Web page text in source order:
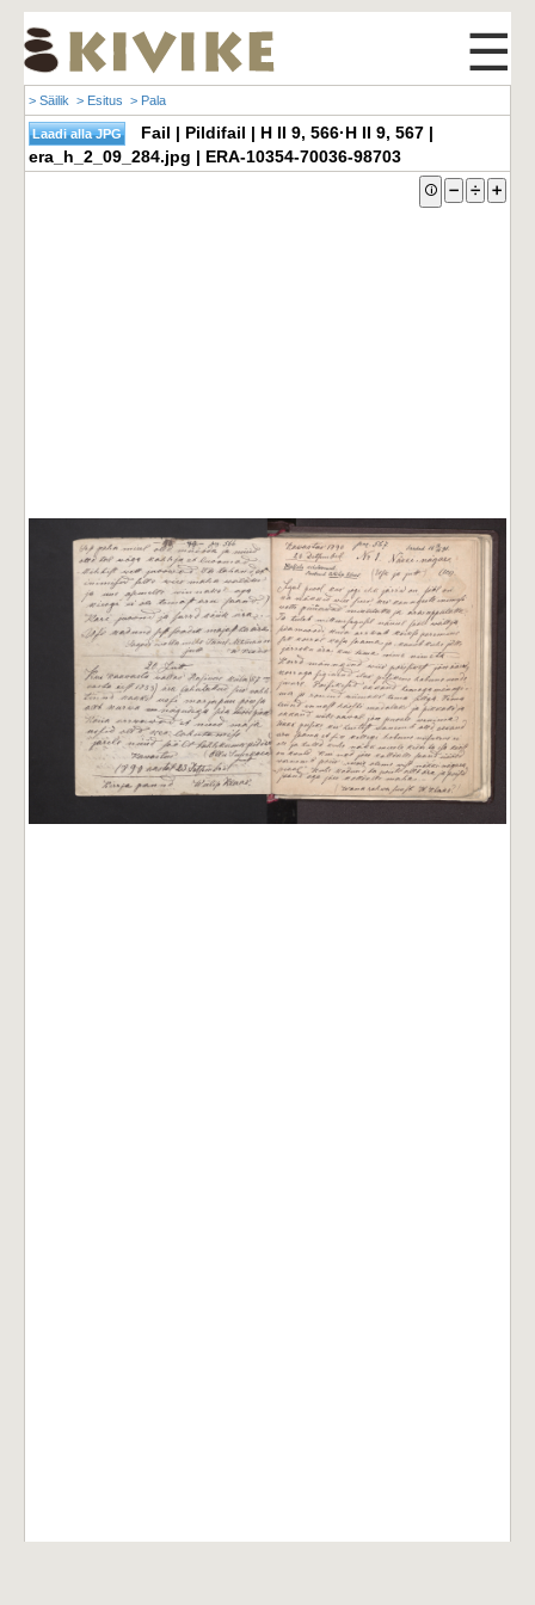
☰
> Säilik > Esitus > Pala
Fail | Pildifail | H II 9, 566·H II 9, 567 |
era_h_2_09_284.jpg | ERA-10354-70036-98703